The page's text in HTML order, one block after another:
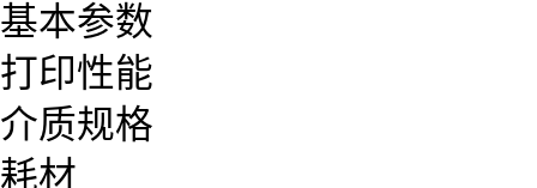
基本参数
打印性能
介质规格
耗材